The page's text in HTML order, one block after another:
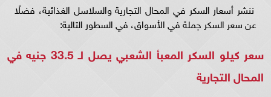
ننشر أسعار السكر في المحال التجارية والسلاسل الغذائية، فضلًا
عن سعر السكر جملة في الأسواق، في السطور التالية:
سعر كيلو السكر المعبأ الشعبي يصل لـ 33.5 جنيه في
المحال التجارية